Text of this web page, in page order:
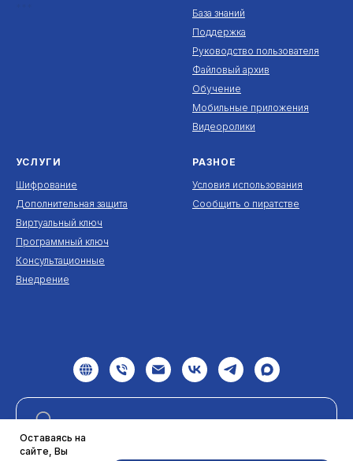
База знаний
Поддержка
Руководство пользователя
Файловый архив
Обучение
Мобильные приложения
Видеоролики
УСЛУГИ
Шифрование
Дополнительная защита
Виртуальный ключ
Программный ключ
Консультационные
Внедрение
РАЗНОЕ
Условия использования
Сообщить о пиратстве
Оставаясь на
сайте, Вы